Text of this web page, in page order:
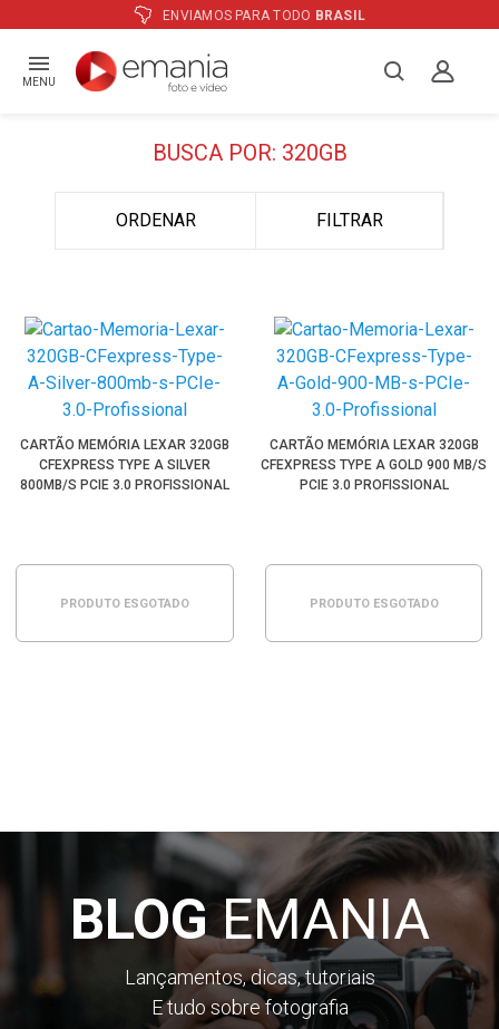
ENVIAMOS PARA TODO BRASIL
MENU
BUSCA POR: 320GB
ORDENAR FILTRAR
CARTÃO MEMÓRIA LEXAR 320GB
CFEXPRESS TYPE A SILVER
800MB/S PCIE 3.0 PROFISSIONAL
PRODUTO ESGOTADO
CARTÃO MEMÓRIA LEXAR 320GB
CFEXPRESS TYPE A GOLD 900 MB/S
PCIE 3.0 PROFISSIONAL
PRODUTO ESGOTADO
BLOGEMANIA
Lançamentos, dicas, tutoriais
E tudo sobre fotografia